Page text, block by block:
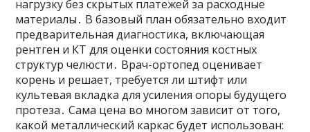
нагрузку без скрытых платежей за расходные
материалы․ В базовый план обязательно входит
предварительная диагностика, включающая
рентген и КТ для оценки состояния костных
структур челюсти․ Врач-ортопед оценивает
корень и решает, требуется ли штифт или
культевая вкладка для усиления опоры будущего
протеза․ Сама цена во многом зависит от того,
какой металлический каркас будет использован: